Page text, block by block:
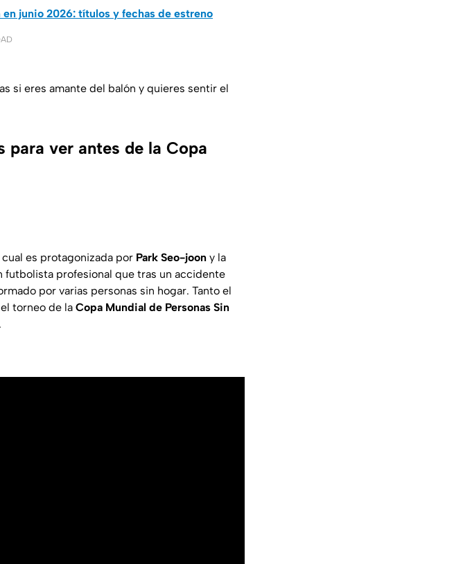
junio 2026: títulos y fechas de estreno
si eres amante del balón y quieres sentir el
ver antes de la Copa
es protagonizada por Park Seo-joon y la
futbolista profesional que tras un accidente
por varias personas sin hogar. Tanto el
torneo de la Copa Mundial de Personas Sin